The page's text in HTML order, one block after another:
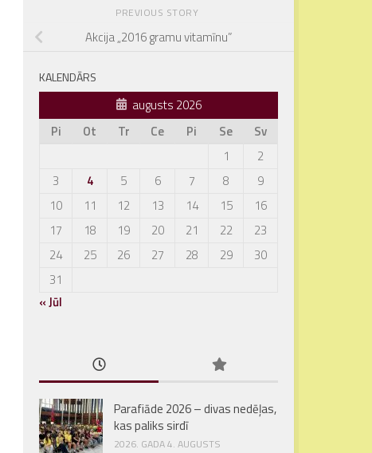
PREVIOUS STORY
Akcija „2016 gramu vitamīnu”
KALENDĀRS
augusts 2026
Pi
Ot Tr Ce Pi Se
Sv
1
2
3
4 5 6 7 8
9
10
11 12 13 14 15
16
17
18 19 20 21 22
23
24
25 26 27 28 29
30
31
« Jūl
Parafiāde 2026 – divas nedēļas,
kas paliks sirdī
2026. GADA 4. AUGUSTS